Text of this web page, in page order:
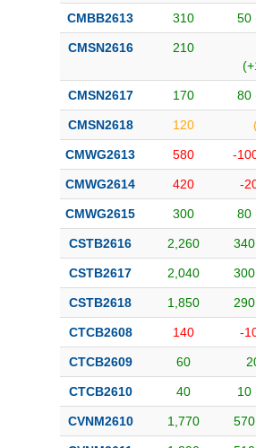
CMBB2613 310 50
CMSN2616 210
CMSN2617 170 80
CMSN2618 120
CMWG2613 580 -
CMWG2614 420 -
CMWG2615 300 80
CSTB2616 2,260
CSTB2617 2,040
CSTB2618 1,850
CTCB2608 140 -
CTCB2609 60
CTCB2610 40 10
CVNM2610 1,770